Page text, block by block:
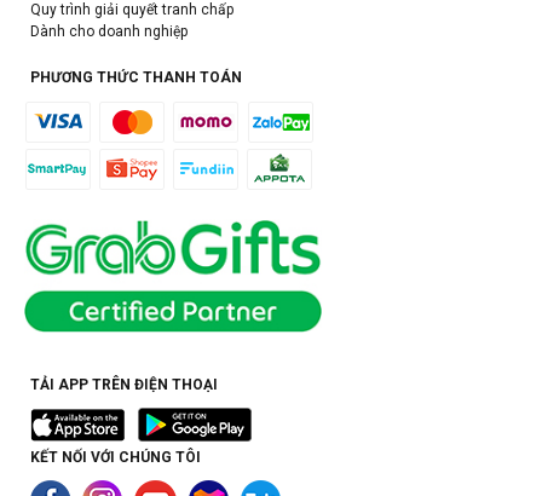
Quy trình giải quyết tranh chấp
Dành cho doanh nghiệp
PHƯƠNG THỨC THANH TOÁN
TẢI APP TRÊN ĐIỆN THOẠI
KẾT NỐI VỚI CHÚNG TÔI